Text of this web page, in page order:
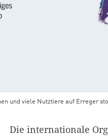
und viele Nutztiere auf Erreger
Die internationale